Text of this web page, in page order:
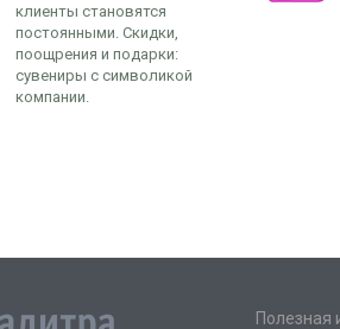
клиенты становятся
постоянными. Скидки,
поощрения и подарки:
сувениры с символикой
компании.